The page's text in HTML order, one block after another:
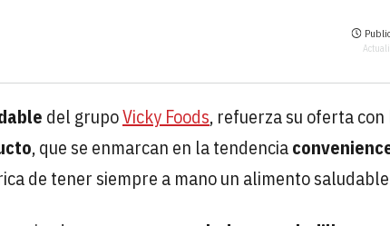
del grupoVicky Foods, refuerza su oferta con
, que se enmarcan en la tendencia
de tener siempre a mano un alimento